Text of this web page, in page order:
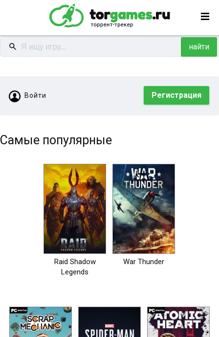
найти
Войти Регистрация
Самые популярные
Raid Shadow
Legends
War Thunder